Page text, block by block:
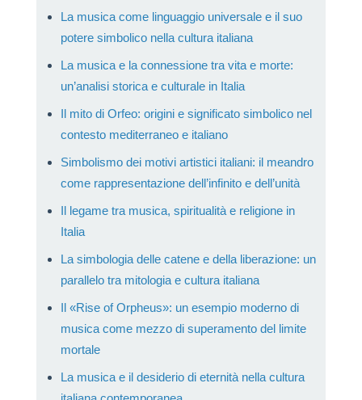
La musica come linguaggio universale e il suo
potere simbolico nella cultura italiana
La musica e la connessione tra vita e morte:
un’analisi storica e culturale in Italia
Il mito di Orfeo: origini e significato simbolico nel
contesto mediterraneo e italiano
Simbolismo dei motivi artistici italiani: il meandro
come rappresentazione dell’infinito e dell’unità
Il legame tra musica, spiritualità e religione in
Italia
La simbologia delle catene e della liberazione: un
parallelo tra mitologia e cultura italiana
Il «Rise of Orpheus»: un esempio moderno di
musica come mezzo di superamento del limite
mortale
La musica e il desiderio di eternità nella cultura